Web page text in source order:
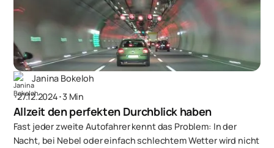
Janina Bokeloh
･27.12.2024･3 Min
Allzeit den perfekten Durchblick haben
Fast jeder zweite Autofahrer kennt das Problem: In der
Nacht, bei Nebel oder einfach schlechtem Wetter wird nicht